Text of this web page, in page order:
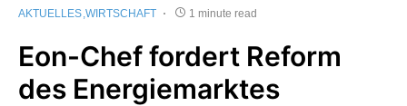
AKTUELLES WIRTSCHAFT 1 minute read
Eon-Chef fordert Reform
des Energiemarktes